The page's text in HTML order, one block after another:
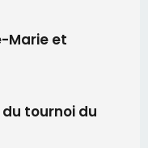
Marie et
tournoi du